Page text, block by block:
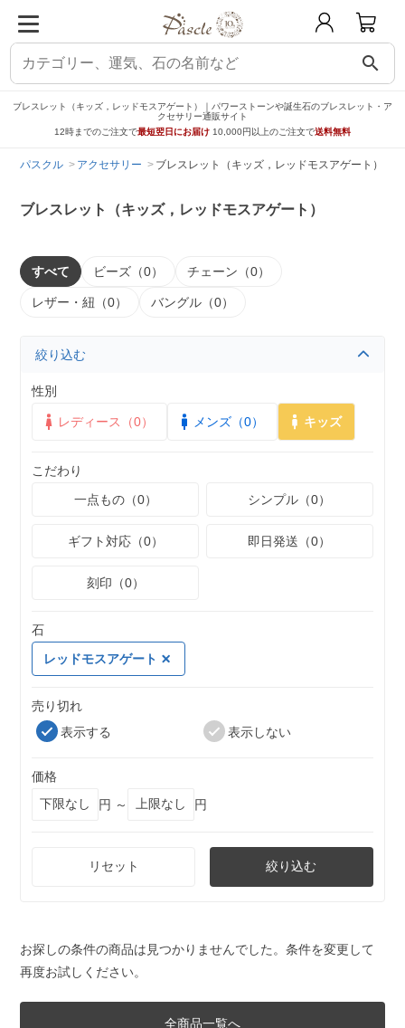
search
ブレスレット（キッズ，レッドモスアゲート）｜パワーストーンや誕生石のブレスレット・ア
クセサリー通販サイト
12時までのご注文で最短翌日にお届け 10,000円以上のご注文で送料無料
パスクル アクセサリー ブレスレット（キッズ，レッドモスアゲート）
ブレスレット（キッズ，レッドモスアゲート）
すべて ビーズ（0） チェーン（0）
レザー・紐（0） バングル（0）
絞り込む
性別
レディース（0） メンズ（0） キッズ
こだわり
一点もの（0）
シンプル（0）
ギフト対応（0） 即日発送（0）
刻印（0）
石
レッドモスアゲート
売り切れ
表示する
表示しない
価格
円 ～
円
リセット 絞り込む
お探しの条件の商品は見つかりませんでした。条件を変更して
再度お試しください。
全商品一覧へ